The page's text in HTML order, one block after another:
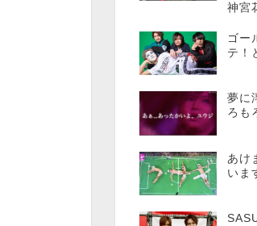
神宮
ゴー
テ！
夢に
ろも
あけ
いま